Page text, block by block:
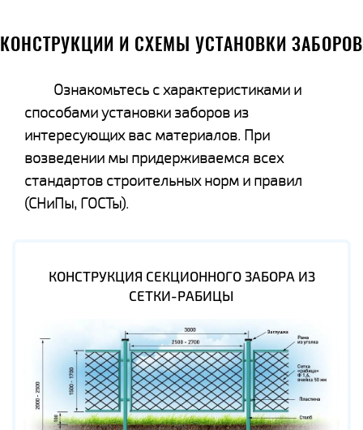
КОНСТРУКЦИИ И СХЕМЫ УСТАНОВКИ ЗАБОРОВ
Ознакомьтесь с характеристиками и
способами установки заборов из
интересующих вас материалов. При
возведении мы придерживаемся всех
стандартов строительных норм и правил
(СНиПы, ГОСТы).
КОНСТРУКЦИЯ СЕКЦИОННОГО ЗАБОРА ИЗ
СЕТКИ-РАБИЦЫ